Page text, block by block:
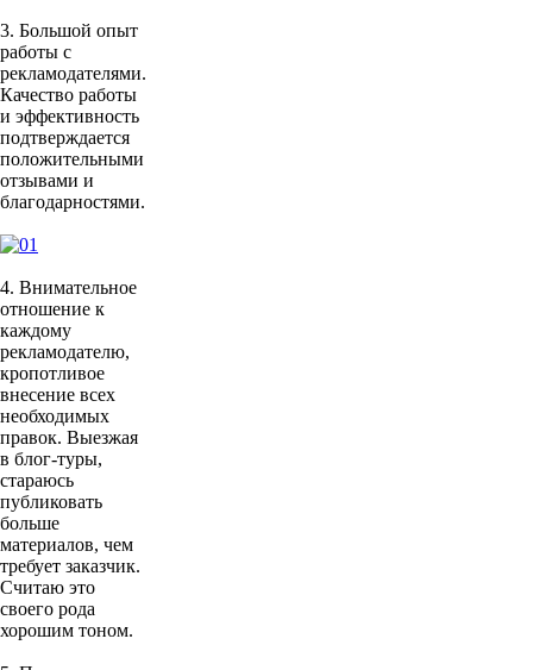
3. Большой опыт
работы с
рекламодателями.
Качество работы
и эффективность
подтверждается
положительными
отзывами и
благодарностями.
4. Внимательное
отношение к
каждому
рекламодателю,
кропотливое
внесение всех
необходимых
правок. Выезжая
в блог-туры,
стараюсь
публиковать
больше
материалов, чем
требует заказчик.
Считаю это
своего рода
хорошим тоном.